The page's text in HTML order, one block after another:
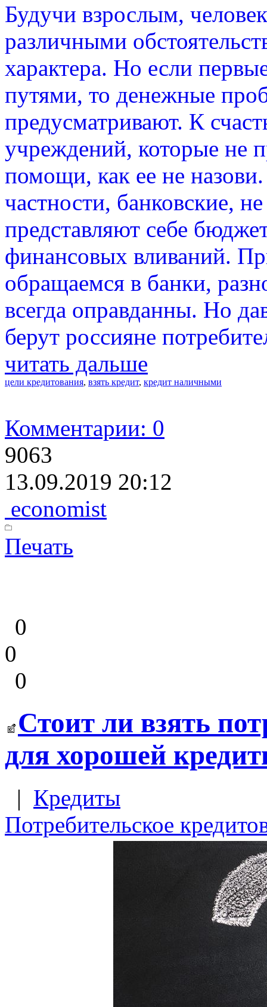
Будучи взрослым,
различными
характера. Но если
путями, то денежные
предусматривают. К
учреждений, которые не
помощи, как ее не
частности, банковские,
представляют себе
финансовых вливаний.
обращаемся в банки,
всегда оправданны. Но
берут россияне
читать дальше
цели кредитования, взять кредит, кредит наличными
Комментарии: 0
9063
13.09.2019 20:12
economist
Печать
0
0
0
Стоит ли взять
для хорошей
| Кредиты
Потребительское